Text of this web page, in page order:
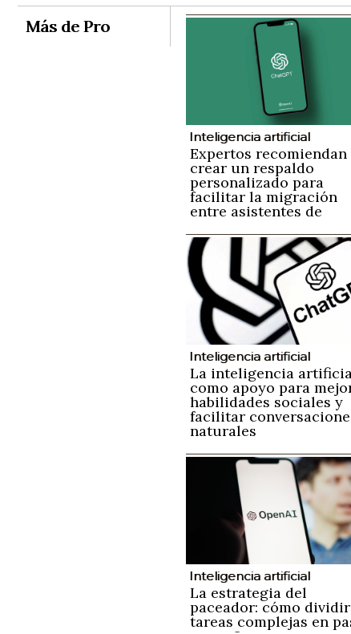
Más de Pro
Inteligencia artificial
Expertos recomiendan
crear un respaldo
personalizado para
facilitar la migración
entre asistentes de
perder información
Inteligencia artificial
La inteligencia
como apoyo para
habilidades sociales y
facilitar
naturales
Inteligencia artificial
La estrategia del
paceador: cómo dividir
tareas complejas en